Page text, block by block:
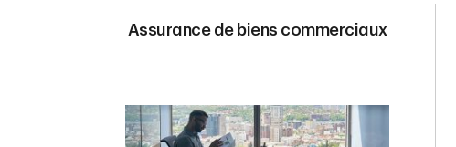
Assurance de biens commerciaux